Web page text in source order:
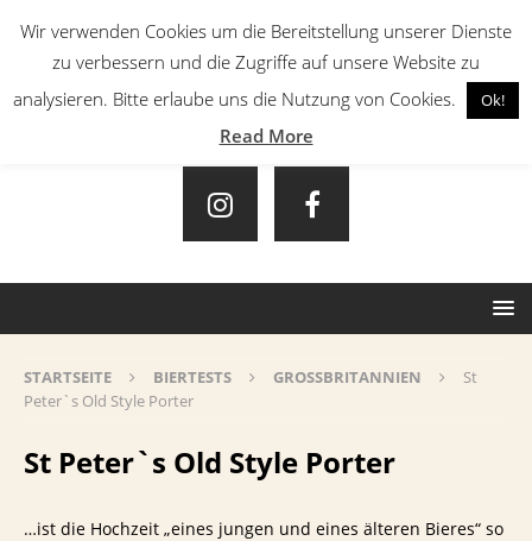
STARTSEITE BIERTESTS GROSSBRITANNIEN
St
Peter`s Old Style Porter
St Peter`s Old Style Porter
…ist die Hochzeit „eines jungen und eines älteren Bieres“ so
Wir verwenden Cookies um die Bereitstellung unserer Dienste
zu verbessern und die Zugriffe auf unsere Website zu
analysieren. Bitte erlaube uns die Nutzung von Cookies.
Ok!
Read More